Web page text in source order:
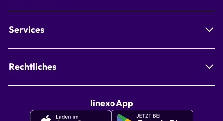
Services
Rechtliches
linexo App